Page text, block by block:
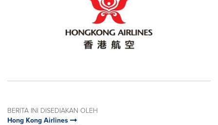
BERITA INI DISEDIAKAN OLEH
Hong Kong Airlines